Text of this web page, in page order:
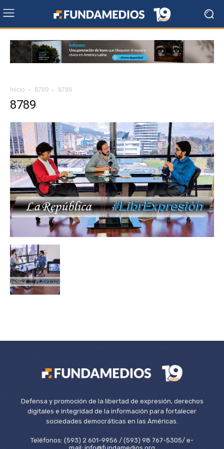
Inicio 8789 8789
8789
Defensa y promoción de la libertad de expresión, derechos
digitales e integridad de la información para fortalecer
sociedades democráticas en las Américas.
Teléfonos: (593) 2 601-9956 / (593) 98 767-5305/ e-